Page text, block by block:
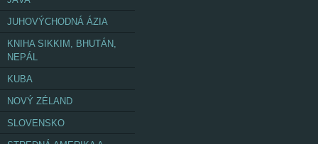
JUHOVÝCHODNÁ ÁZIA
KNIHA SIKKIM, BHUTÁN,
NEPÁL
KUBA
NOVÝ ZÉLAND
SLOVENSKO